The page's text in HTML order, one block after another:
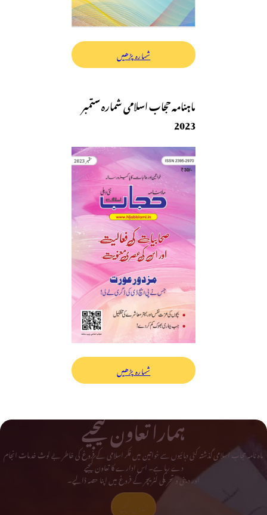
شمارہ پڑھیں
ماہنامہ حجاب اسلامی شمارہ ستمبر
2023
شمارہ پڑھیں
ہمارا تعاون کیجیے
ماہ نامہ حجاب اسلامی گذشتہ کئی دہائیوں سے خواتین میں فکر اسلامی کے فروغ کی خاطر بے لوث خدمات انجام
دے رہا ہے۔ اس ادارے کا تعاون کیجیے
اور دینی و تحریکی لٹریچر کے فروغ میں اپنا حصہ ڈالیے۔